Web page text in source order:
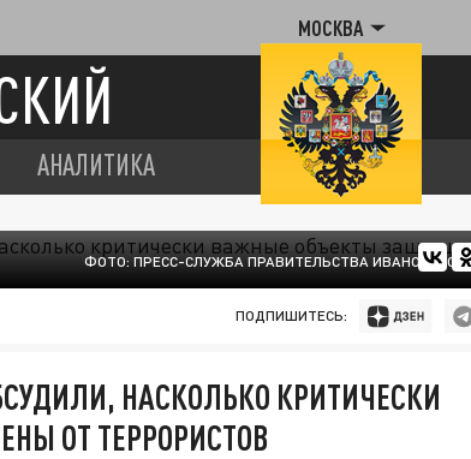
МОСКВА
АНАЛИТИКА
ФОТО: ПРЕСС-СЛУЖБА ПРАВИТЕЛЬСТВА ИВАНОВСКОЙ
ПОДПИШИТЕСЬ:
НАСКОЛЬКО КРИТИЧЕСКИ
ОТ ТЕРРОРИСТОВ